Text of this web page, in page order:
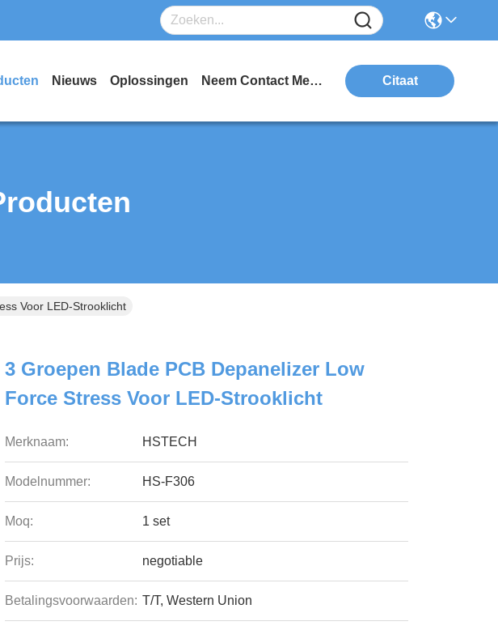
Nieuws Oplossingen Neem Contact Met Ons Op Citaat
Voor LED-Strooklicht
3 Groepen Blade PCB Depanelizer Low
Force Stress Voor LED-Strooklicht
Merknaam: HSTECH
Modelnummer: HS-F306
Moq: 1 set
Prijs: negotiable
Betalingsvoorwaarden: T/T, Western Union